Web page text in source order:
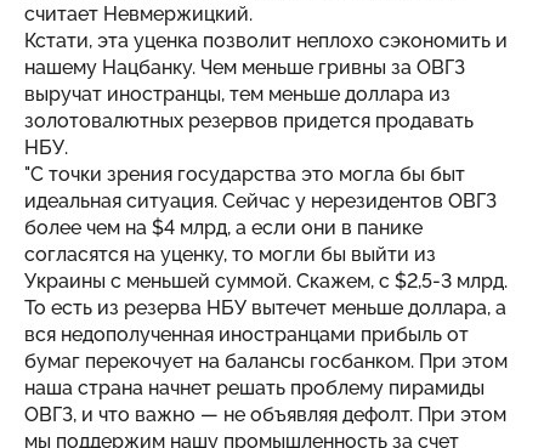
считает Невмержицкий.
Кстати, эта уценка позволит неплохо сэкономить и
нашему Нацбанку. Чем меньше гривны за ОВГЗ
выручат иностранцы, тем меньше доллара из
золотовалютных резервов придется продавать
НБУ.
"С точки зрения государства это могла бы быт
идеальная ситуация. Сейчас у нерезидентов ОВГЗ
более чем на $4 млрд, а если они в панике
согласятся на уценку, то могли бы выйти из
Украины с меньшей суммой. Скажем, с $2,5-3 млрд.
То есть из резерва НБУ вытечет меньше доллара, а
вся недополученная иностранцами прибыль от
бумаг перекочует на балансы госбанком. При этом
наша страна начнет решать проблему пирамиды
ОВГЗ, и что важно — не объявляя дефолт. При этом
мы поддержим нашу промышленность за счет